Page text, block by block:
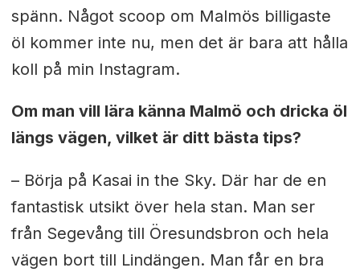
spänn. Något scoop om Malmös billigaste
öl kommer inte nu, men det är bara att hålla
koll på min Instagram.
Om man vill lära känna Malmö och dricka öl
längs vägen, vilket är ditt bästa tips?
– Börja på Kasai in the Sky. Där har de en
fantastisk utsikt över hela stan. Man ser
från Segevång till Öresundsbron och hela
vägen bort till Lindängen. Man får en bra